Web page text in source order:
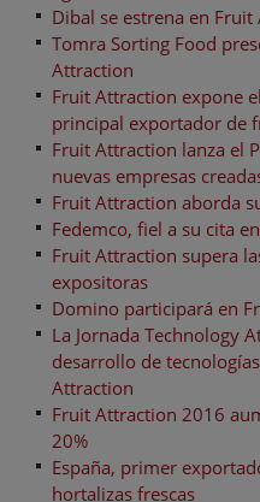
Dibal se estrena en
Tomra Sorting Food
Attraction
Fruit Attraction expone
principal exportador de
Fruit Attraction lanza el
nuevas empresas
Fruit Attraction aborda
Fedemco, fiel a su cita
Fruit Attraction supera
expositoras
Domino participará en
La Jornada Technology
desarrollo de
Attraction
Fruit Attraction 2016
20%
España, primer
hortalizas frescas